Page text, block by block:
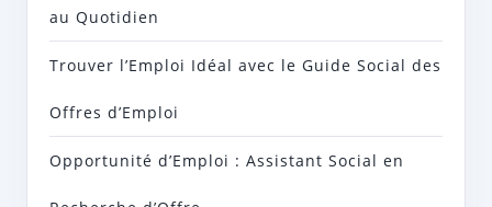
au Quotidien
Trouver l’Emploi Idéal avec le Guide Social des
Offres d’Emploi
Opportunité d’Emploi : Assistant Social en